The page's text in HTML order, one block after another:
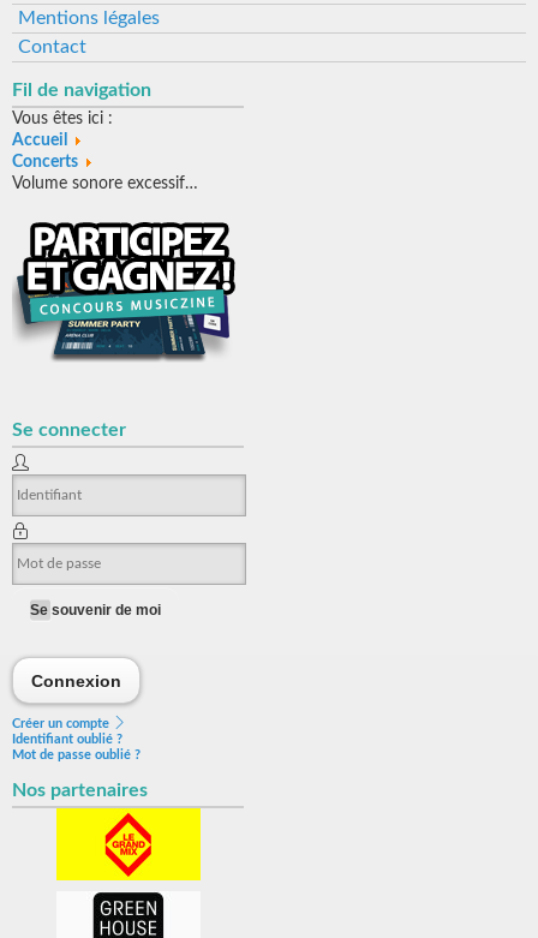
Mentions légales
Contact
Fil de navigation
Vous êtes ici :
Accueil
Concerts
Volume sonore excessif…
Se connecter
Se souvenir de moi
Connexion
Créer un compte
Identifiant oublié ?
Mot de passe oublié ?
Nos partenaires